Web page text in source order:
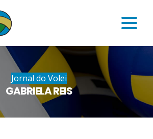
Jornal do Volei
GABRIELA REIS